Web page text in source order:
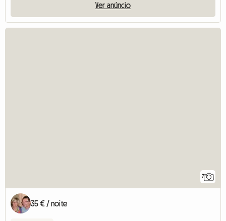
Ver anúncio
7
35 € / noite